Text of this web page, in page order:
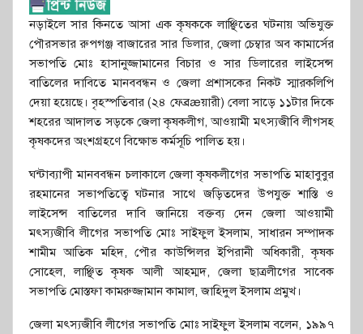
নড়াইলে সার কিনতে আসা এক কৃষককে লাঞ্ছিতের ঘটনায় অভিযুক্ত
পৌরসভার রুপগঞ্জ বাজারের সার ডিলার, জেলা চেম্বার অব কামার্সের
সভাপতি মোঃ হাসানুজ্জামানের বিচার ও সার ডিলারের লাইসেন্স
বাতিলের দাবিতে মানববন্ধন ও জেলা প্রশাসকের নিকট স্মারকলিপি
দেয়া হয়েছে। বৃহস্পতিবার (২৪ ফেব্রæয়ারী) বেলা সাড়ে ১১টার দিকে
শহরের আদালত সড়কে জেলা কৃষকলীগ, আওয়ামী মৎস্যজীবি লীগসহ
কৃষকদের অংশগ্রহণে বিক্ষোভ কর্মসূচি পালিত হয়।
ঘন্টাব্যাপী মানববন্ধন চলাকালে জেলা কৃষকলীগের সভাপতি মাহাবুবুর
রহমানের সভাপতিত্বে ঘটনার সাথে জড়িতদের উপযুক্ত শাস্তি ও
লাইসেন্স বাতিলের দাবি জানিয়ে বক্তব্য দেন জেলা আওয়ামী
মৎস্যজীবি লীগের সভাপতি মোঃ সাইফুল ইসলাম, সাধারন সম্পাদক
শামীম আতিক মহিদ, পৌর কাউন্সিলর ইপিরানী অধিকারী, কৃষক
সোহেল, লাঞ্ছিত কৃষক আলী আহম্মদ, জেলা ছাত্রলীগের সাবেক
সভাপতি মোস্তফা কামরুজ্জামান কামাল, জাহিদুল ইসলাম প্রমুখ।
জেলা মৎস্যজীবি লীগের সভাপতি মোঃ সাইফুল ইসলাম বলেন, ১৯৯৭